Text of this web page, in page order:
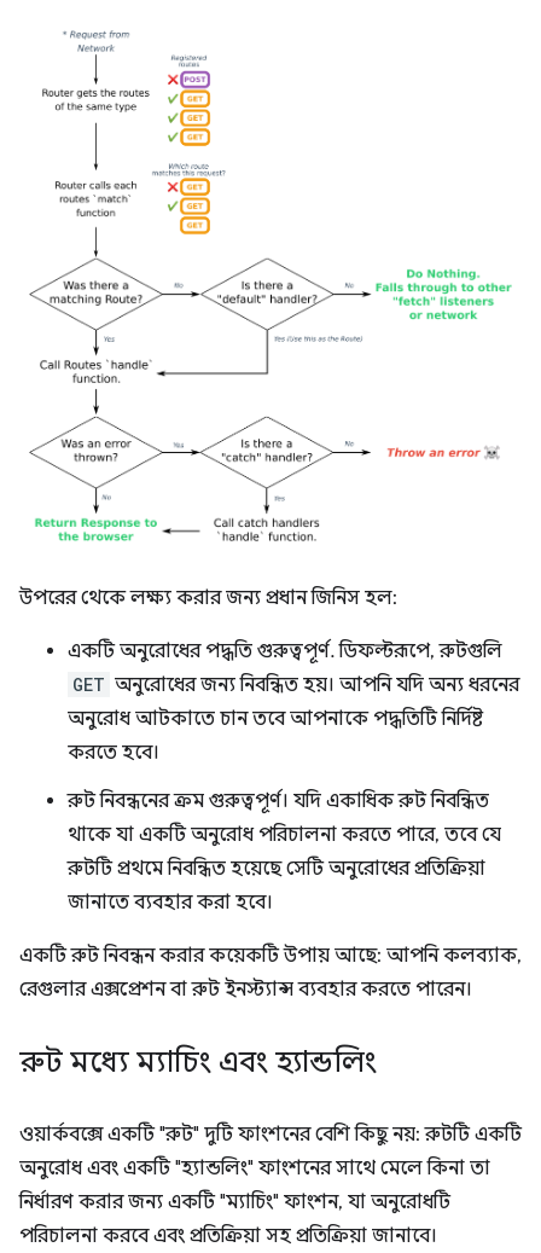
উপরের থেকে লক্ষ্য করার জন্য প্রধান জিনিস হল:
একটি অনুরোধের পদ্ধতি গুরুত্বপূর্ণ. ডিফল্টরূপে, রুটগুলি
GET অনুরোধের জন্য নিবন্ধিত হয়। আপনি যদি অন্য ধরনের
অনুরোধ আটকাতে চান তবে আপনাকে পদ্ধতিটি নির্দিষ্ট
করতে হবে।
রুট নিবন্ধনের ক্রম গুরুত্বপূর্ণ। যদি একাধিক রুট নিবন্ধিত
থাকে যা একটি অনুরোধ পরিচালনা করতে পারে, তবে যে
রুটটি প্রথমে নিবন্ধিত হয়েছে সেটি অনুরোধের প্রতিক্রিয়া
জানাতে ব্যবহার করা হবে।
একটি রুট নিবন্ধন করার কয়েকটি উপায় আছে: আপনি কলব্যাক,
রেগুলার এক্সপ্রেশন বা রুট ইনস্ট্যান্স ব্যবহার করতে পারেন।
রুট মধ্যে ম্যাচিং এবং হ্যান্ডলিং
ওয়ার্কবক্সে একটি "রুট" দুটি ফাংশনের বেশি কিছু নয়: রুটটি একটি
অনুরোধ এবং একটি "হ্যান্ডলিং" ফাংশনের সাথে মেলে কিনা তা
নির্ধারণ করার জন্য একটি "ম্যাচিং" ফাংশন, যা অনুরোধটি
পরিচালনা করবে এবং প্রতিক্রিয়া সহ প্রতিক্রিয়া জানাবে।